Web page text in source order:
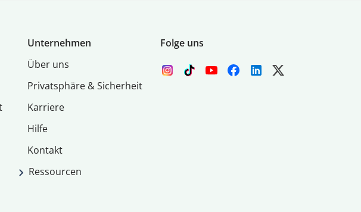
Unternehmen
Über uns
Privatsphäre & Sicherheit
Karriere
Hilfe
Kontakt
Ressourcen
Folge uns